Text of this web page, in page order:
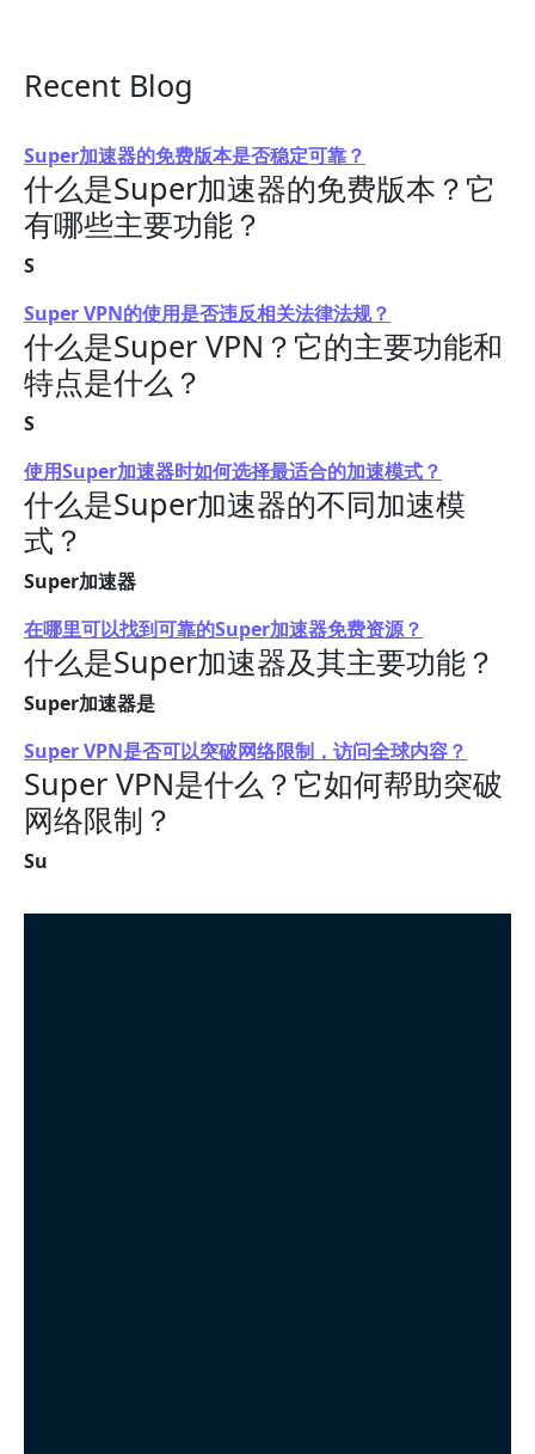
Recent Blog
Super加速器的免费版本是否稳定可靠？
什么是Super加速器的免费版本？它
有哪些主要功能？
S
Super VPN的使用是否违反相关法律法规？
什么是Super VPN？它的主要功能和
特点是什么？
S
使用Super加速器时如何选择最适合的加速模式？
什么是Super加速器的不同加速模
式？
Super加速器
在哪里可以找到可靠的Super加速器免费资源？
什么是Super加速器及其主要功能？
Super加速器是
Super VPN是否可以突破网络限制，访问全球内容？
Super VPN是什么？它如何帮助突破
网络限制？
Su